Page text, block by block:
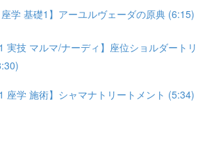
座学 基礎1】アーユルヴェーダの原典 (6:15)
実技 マルマ/ナーディ】座位ショルダートリ
1 座学 施術】シャマナトリートメント (5:34)